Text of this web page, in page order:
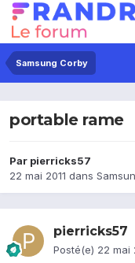
Samsung Corby
portable rame
Par pierricks57
22 mai 2011 dans
pierricks57
Posté(e) 22 mai